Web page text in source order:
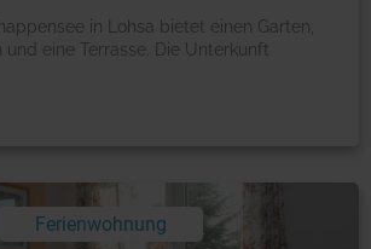
in Lohsa bietet einen Garten,
eine Terrasse. Die Unterkunft
Ferienwohnung